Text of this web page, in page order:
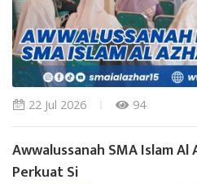
22 Jul 2026 94
Awwalussanah SMA Islam Al
Perkuat Si